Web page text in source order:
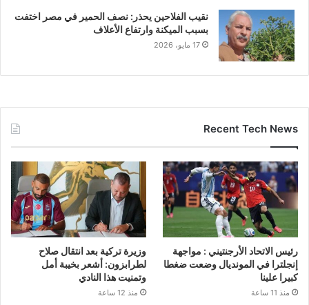
نقيب الفلاحين يحذر: نصف الحمير في مصر اختفت
بسبب الميكنة وارتفاع الأعلاف
17 مايو، 2026
Recent Tech News
رئيس الاتحاد الأرجنتيني : مواجهة
إنجلترا في المونديال وضعت ضغطا
كبيرا علينا
منذ 11 ساعة
وزيرة تركية بعد انتقال صلاح
لطرابزون: أشعر بخيبة أمل
وتمنيت هذا النادي
منذ 12 ساعة